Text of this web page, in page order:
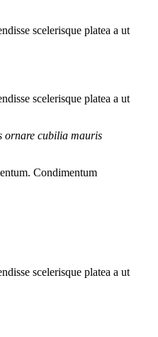
scelerisque platea a ut
scelerisque platea a ut
ornare cubilia mauris
Condimentum
scelerisque platea a ut